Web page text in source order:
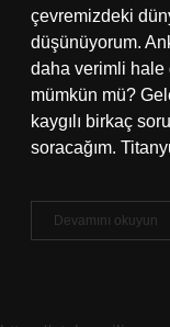
çevremizdeki
düşünüyorum.
daha verimli hale
mümkün mü?
kaygılı birkaç
soracağım.
Devamını okuyun